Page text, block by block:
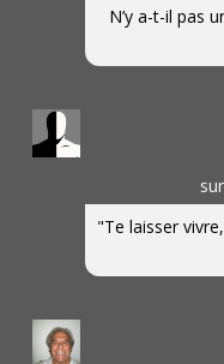
N’y a-t-il pas
sur
"Te laisser